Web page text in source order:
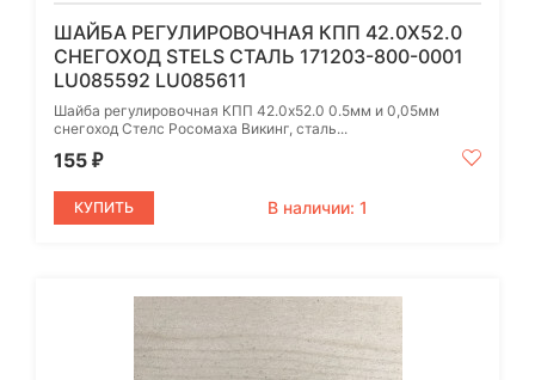
ШАЙБА РЕГУЛИРОВОЧНАЯ КПП 42.0Х52.0
СНЕГОХОД STELS СТАЛЬ 171203-800-0001
LU085592 LU085611
Шайба регулировочная КПП 42.0х52.0 0.5мм и 0,05мм
снегоход Стелс Росомаха Викинг, сталь...
155 ₽
КУПИТЬ В наличии: 1